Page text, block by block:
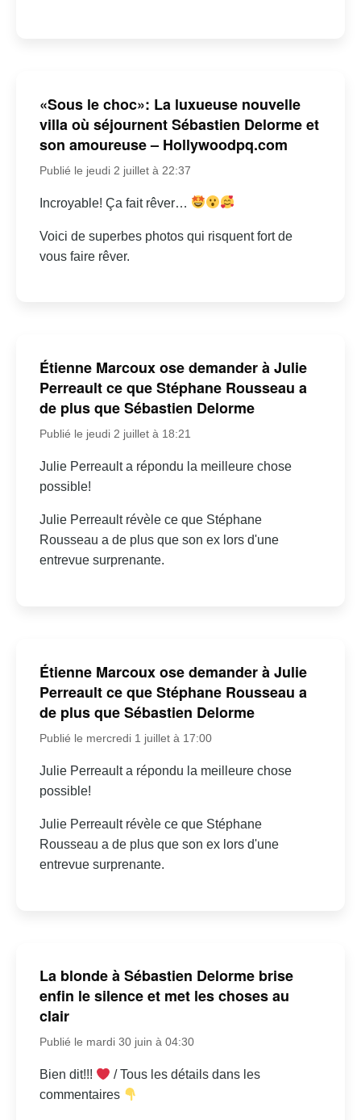
«Sous le choc»: La luxueuse nouvelle
villa où séjournent Sébastien Delorme et
son amoureuse – Hollywoodpq.com
Publié le jeudi 2 juillet à 22:37
Incroyable! Ça fait rêver…
Voici de superbes photos qui risquent fort de
vous faire rêver.
Étienne Marcoux ose demander à Julie
Perreault ce que Stéphane Rousseau a
de plus que Sébastien Delorme
Publié le jeudi 2 juillet à 18:21
Julie Perreault a répondu la meilleure chose
possible!
Julie Perreault révèle ce que Stéphane
Rousseau a de plus que son ex lors d'une
entrevue surprenante.
Étienne Marcoux ose demander à Julie
Perreault ce que Stéphane Rousseau a
de plus que Sébastien Delorme
Publié le mercredi 1 juillet à 17:00
Julie Perreault a répondu la meilleure chose
possible!
Julie Perreault révèle ce que Stéphane
Rousseau a de plus que son ex lors d'une
entrevue surprenante.
La blonde à Sébastien Delorme brise
enfin le silence et met les choses au
clair
Publié le mardi 30 juin à 04:30
Bien dit!!!
/ Tous les détails dans les
commentaires